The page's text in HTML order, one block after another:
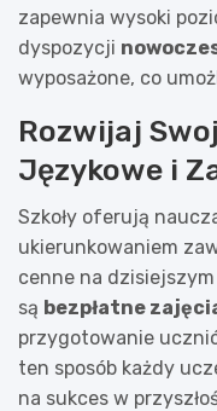
zapewnia wysoki
dyspozycji
wyposażone, co
Rozwijaj
Językowe i
Szkoły oferują
ukierunkowaniem
cenne na
są bezpłatne
przygotowanie
ten sposób każdy
na sukces w